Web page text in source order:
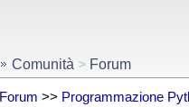
Comunità > Forum
Forum >> Programmazione